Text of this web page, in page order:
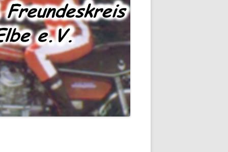
TECHNIK – FAHRWERK
TECHNIK – SONSTIGES